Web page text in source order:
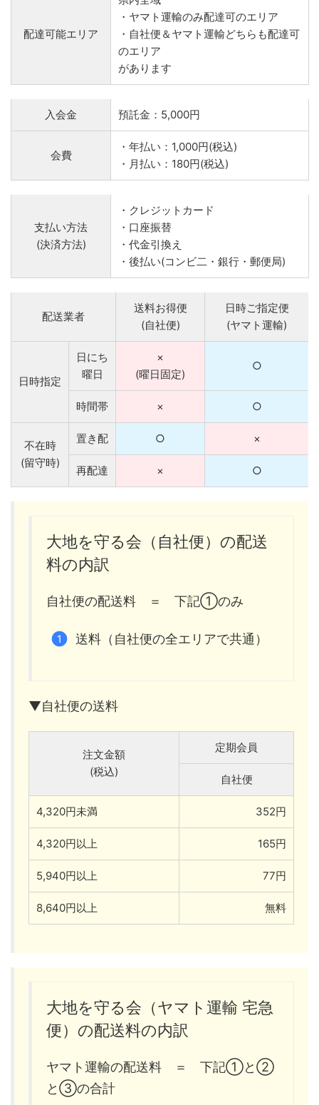
配達可能エリア
・ヤマト運輸のみ配達可のエリア
・自社便＆ヤマト運輸どちらも配達可
のエリア
があります
入会金 預託金：5,000円
会費
・年払い：1,000円(税込)
・月払い：180円(税込)
支払い方法
(決済方法)
・クレジットカード
・口座振替
・代金引換え
・後払い(コンビ二・銀行・郵便局)
配送業者
送料お得便
(自社便)
日時ご指定便
(ヤマト運輸)
日時指定
日にち
曜日
×
(曜日固定)
○
時間帯 × ○
不在時
(留守時)
置き配 ○ ×
再配達 × ○
大地を守る会（自社便）の配送
料の内訳
自社便の配送料 ＝ 下記①のみ
送料（自社便の全エリアで共通）
▼自社便の送料
注文金額
(税込)
定期会員
自社便
4,320円未満 352円
4,320円以上 165円
5,940円以上 77円
8,640円以上 無料
大地を守る会（ヤマト運輸 宅急
便）の配送料の内訳
ヤマト運輸の配送料 ＝ 下記①と②
と③の合計